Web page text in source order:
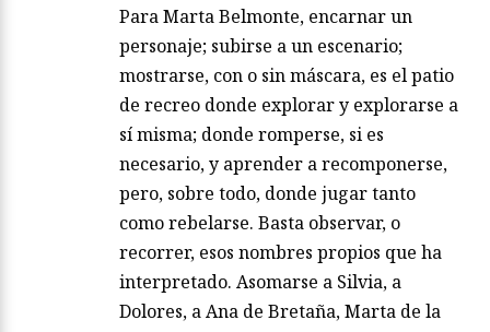
Para Marta Belmonte, encarnar un
personaje; subirse a un escenario;
mostrarse, con o sin máscara, es el patio
de recreo donde explorar y explorarse a
sí misma; donde romperse, si es
necesario, y aprender a recomponerse,
pero, sobre todo, donde jugar tanto
como rebelarse. Basta observar, o
recorrer, esos nombres propios que ha
interpretado. Asomarse a Silvia, a
Dolores, a Ana de Bretaña, Marta de la